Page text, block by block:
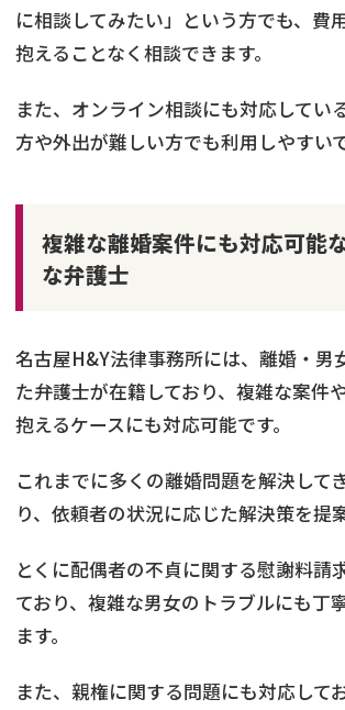
に相談してみたい」という方でも、費
抱えることなく相談できます。
また、オンライン相談にも対応してい
方や外出が難しい方でも利用しやすいで
複雑な離婚案件にも対応可能
な弁護士
名古屋H&Y法律事務所には、離婚・男
た弁護士が在籍しており、複雑な案件
抱えるケースにも対応可能です。
これまでに多くの離婚問題を解決して
り、依頼者の状況に応じた解決策を提
とくに配偶者の不貞に関する慰謝料請
ており、複雑な男女のトラブルにも丁
ます。
また、親権に関する問題にも対応して